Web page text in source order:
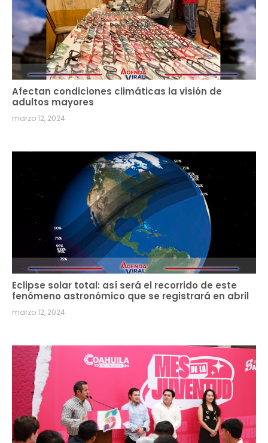
Afectan condiciones climáticas la visión de
adultos mayores
marzo 12, 2024
Eclipse solar total: así será el recorrido de este
fenómeno astronómico que se registrará en abril
marzo 12, 2024